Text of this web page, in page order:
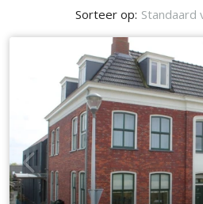
Sorteer op: Standaard